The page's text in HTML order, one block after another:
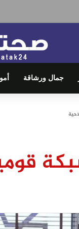
جمال ورشاقة